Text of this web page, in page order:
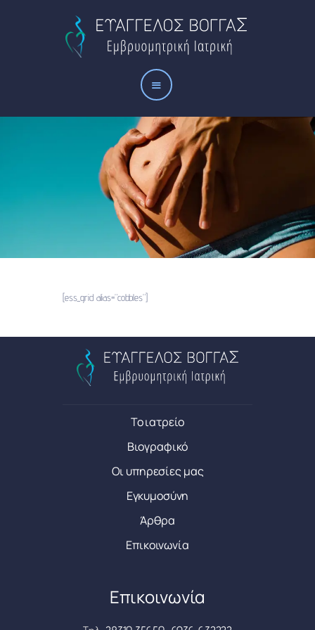
GALLERY COBBLES
Αρχική
Το ιατρείο
Οι υπηρεσίες μας
Επικοινωνία
[ess_grid alias=”cobbles”]
Το ιατρείο
Βιογραφικό
Οι υπηρεσίες μας
Εγκυμοσύνη
Άρθρα
Επικοινωνία
Επικοινωνία